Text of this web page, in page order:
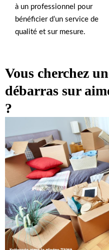
à un professionnel pour
bénéficier d’un service de
qualité et sur mesure.
Vous cherchez
débarras sur
?